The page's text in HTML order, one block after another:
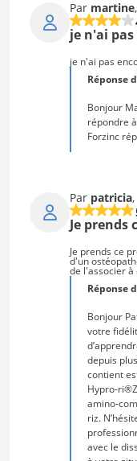
Par martine
je n'ai
je n'ai pas
Réponse
Bonjour
répondre
Forzinc
Par patricia
Je prends
Je prends ce
d'un
de l'associer
Réponse
Bonjour
votre
depuis
contient
Hypro-
amino-
riz.
avec le